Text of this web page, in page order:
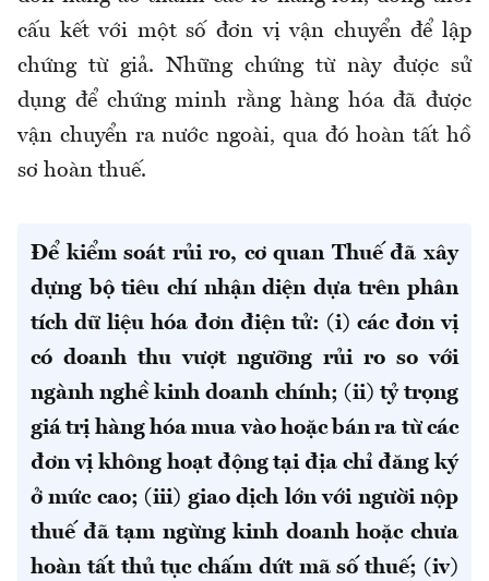
cấu kết với một số đơn vị vận chuyển để lập
chứng từ giả. Những chứng từ này được sử
dụng để chứng minh rằng hàng hóa đã được
vận chuyển ra nước ngoài, qua đó hoàn tất hồ
sơ hoàn thuế.
Để kiểm soát rủi ro, cơ quan Thuế đã xây
dựng bộ tiêu chí nhận diện dựa trên phân
tích dữ liệu hóa đơn điện tử: (i) các đơn vị
có doanh thu vượt ngưỡng rủi ro so với
ngành nghề kinh doanh chính; (ii) tỷ trọng
giá trị hàng hóa mua vào hoặc bán ra từ các
đơn vị không hoạt động tại địa chỉ đăng ký
ở mức cao; (iii) giao dịch lớn với người nộp
thuế đã tạm ngừng kinh doanh hoặc chưa
hoàn tất thủ tục chấm dứt mã số thuế; (iv)